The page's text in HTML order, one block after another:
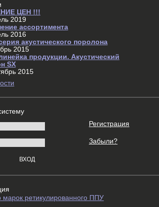
ЦЕН !!!
2019
ассортимента
2016
акустического поролона
2015
продукции. Акустический
SX
2015
Регистрация
Забыли?
марок ретикулированного ППУ